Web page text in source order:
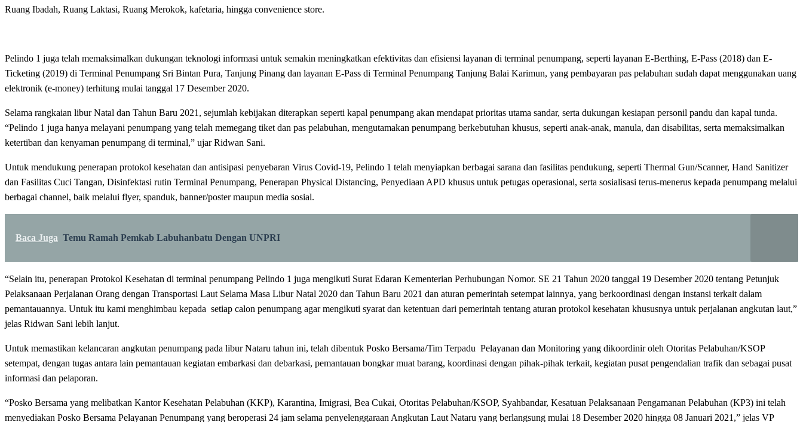
Ruang Ibadah, Ruang Laktasi, Ruang Merokok, kafetaria, hingga convenience store.
Pelindo 1 juga telah memaksimalkan dukungan teknologi informasi untuk semakin meningkatkan efektivitas dan efisiensi layanan di terminal penumpang, seperti layanan E-Berthing, E-Pass (2018) dan E-
Ticketing (2019) di Terminal Penumpang Sri Bintan Pura, Tanjung Pinang dan layanan E-Pass di Terminal Penumpang Tanjung Balai Karimun, yang pembayaran pas pelabuhan sudah dapat menggunakan uang
elektronik (e-money) terhitung mulai tanggal 17 Desember 2020.
Selama rangkaian libur Natal dan Tahun Baru 2021, sejumlah kebijakan diterapkan seperti kapal penumpang akan mendapat prioritas utama sandar, serta dukungan kesiapan personil pandu dan kapal tunda.
“Pelindo 1 juga hanya melayani penumpang yang telah memegang tiket dan pas pelabuhan, mengutamakan penumpang berkebutuhan khusus, seperti anak-anak, manula, dan disabilitas, serta memaksimalkan
ketertiban dan kenyaman penumpang di terminal,” ujar Ridwan Sani.
Untuk mendukung penerapan protokol kesehatan dan antisipasi penyebaran Virus Covid-19, Pelindo 1 telah menyiapkan berbagai sarana dan fasilitas pendukung, seperti Thermal Gun/Scanner, Hand Sanitizer
dan Fasilitas Cuci Tangan, Disinfektasi rutin Terminal Penumpang, Penerapan Physical Distancing, Penyediaan APD khusus untuk petugas operasional, serta sosialisasi terus-menerus kepada penumpang melalui
berbagai channel, baik melalui flyer, spanduk, banner/poster maupun media sosial.
Baca Juga Temu Ramah Pemkab Labuhanbatu Dengan UNPRI
“Selain itu, penerapan Protokol Kesehatan di terminal penumpang Pelindo 1 juga mengikuti Surat Edaran Kementerian Perhubungan Nomor. SE 21 Tahun 2020 tanggal 19 Desember 2020 tentang Petunjuk
Pelaksanaan Perjalanan Orang dengan Transportasi Laut Selama Masa Libur Natal 2020 dan Tahun Baru 2021 dan aturan pemerintah setempat lainnya, yang berkoordinasi dengan instansi terkait dalam
pemantauannya. Untuk itu kami menghimbau kepada setiap calon penumpang agar mengikuti syarat dan ketentuan dari pemerintah tentang aturan protokol kesehatan khususnya untuk perjalanan angkutan laut,”
jelas Ridwan Sani lebih lanjut.
Untuk memastikan kelancaran angkutan penumpang pada libur Nataru tahun ini, telah dibentuk Posko Bersama/Tim Terpadu Pelayanan dan Monitoring yang dikoordinir oleh Otoritas Pelabuhan/KSOP
setempat, dengan tugas antara lain pemantauan kegiatan embarkasi dan debarkasi, pemantauan bongkar muat barang, koordinasi dengan pihak-pihak terkait, kegiatan pusat pengendalian trafik dan sebagai pusat
informasi dan pelaporan.
“Posko Bersama yang melibatkan Kantor Kesehatan Pelabuhan (KKP), Karantina, Imigrasi, Bea Cukai, Otoritas Pelabuhan/KSOP, Syahbandar, Kesatuan Pelaksanaan Pengamanan Pelabuhan (KP3) ini telah
menyediakan Posko Bersama Pelayanan Penumpang yang beroperasi 24 jam selama penyelenggaraan Angkutan Laut Nataru yang berlangsung mulai 18 Desember 2020 hingga 08 Januari 2021,” jelas VP